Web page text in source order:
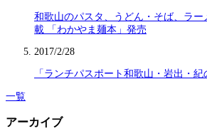
和歌山のパスタ、うどん・そば、ラー
載 「わかやま麺本」発売
2017/2/28
「ランチパスポート和歌山・岩出・
一覧
アーカイブ